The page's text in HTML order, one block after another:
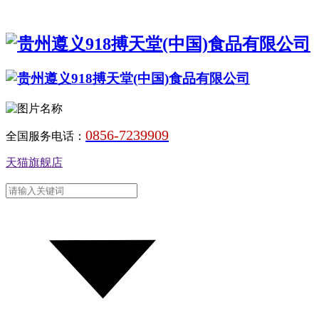
全国服务电话： 0856-7239909
天猫旗舰店